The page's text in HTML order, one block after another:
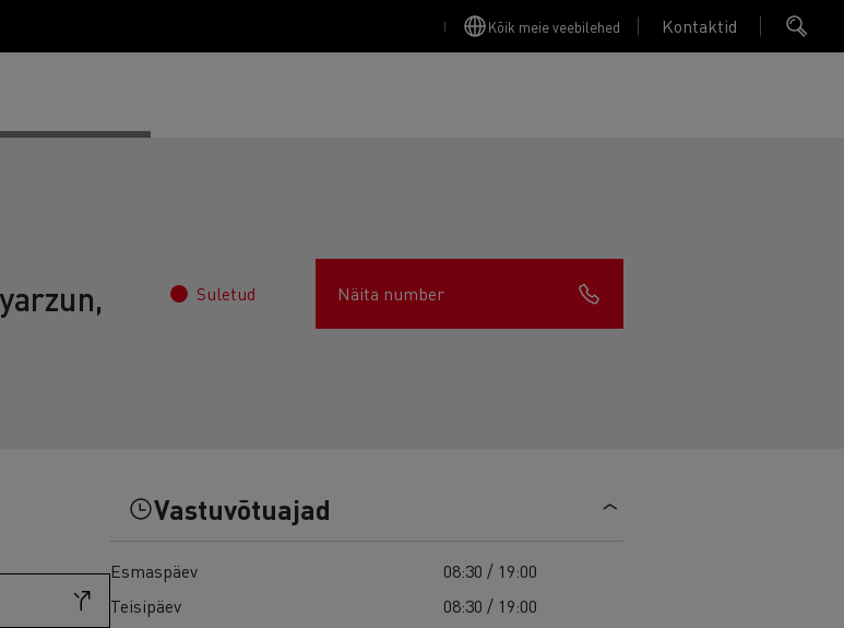
Kõik meie veebilehed Kontaktid
& Master Red Edition
Finansējums un apdrošināšana
Apkope
Suletud Näita number
Vastuvõtuajad
Esmaspäev
08:30 / 19:00
Teisipäev
08:30 / 19:00